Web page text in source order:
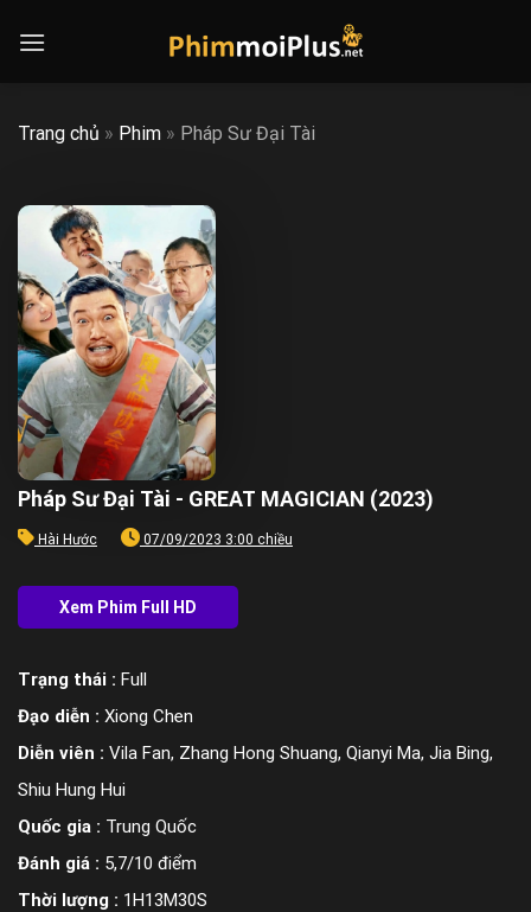
Trang chủ » Phim » Pháp Sư Đại Tài
Pháp Sư Đại Tài - GREAT MAGICIAN (2023)
Hài Hước 07/09/2023 3:00 chiều
Trạng thái : Full
Đạo diễn : Xiong Chen
Diễn viên : Vila Fan, Zhang Hong Shuang, Qianyi Ma, Jia Bing,
Shiu Hung Hui
Quốc gia : Trung Quốc
Đánh giá : 5,7/10 điểm
Thời lượng : 1H13M30S